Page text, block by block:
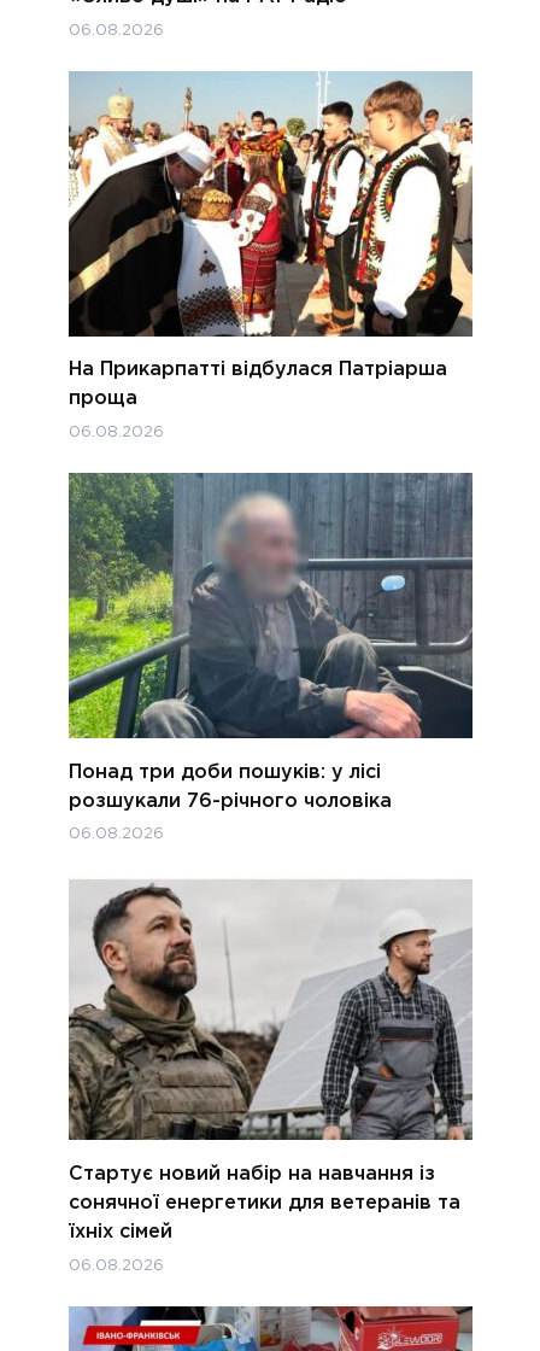
06.08.2026
На Прикарпатті відбулася Патріарша
проща
06.08.2026
Понад три доби пошуків: у лісі
розшукали 76-річного чоловіка
06.08.2026
Стартує новий набір на навчання із
сонячної енергетики для ветеранів та
їхніх сімей
06.08.2026